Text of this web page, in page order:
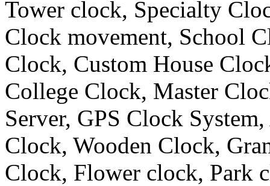
Tower clock, Specialty
Clock movement, School
Clock, Custom House
College Clock, Master
Server, GPS Clock
Clock, Wooden Clock,
Clock, Flower clock, Park